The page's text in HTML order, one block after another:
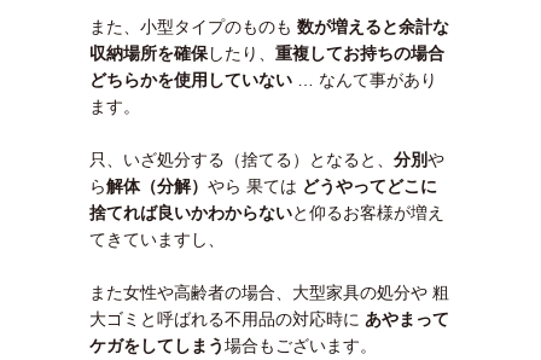
また、小型タイプのものも 数が増えると余計な
収納場所を確保したり、 重複してお持ちの場合
どちらかを使用していない … なんて事があり
ます。
只、いざ処分する（捨てる）となると、 分別や
ら解体（分解） やら 果ては どうやってどこに
捨てれば良いかわからないと仰るお客様が増え
てきていますし、
また女性や高齢者の場合、大型家具の処分や 粗
大ゴミと呼ばれる不用品の対応時に あやまって
ケガをしてしまう場合もございます。